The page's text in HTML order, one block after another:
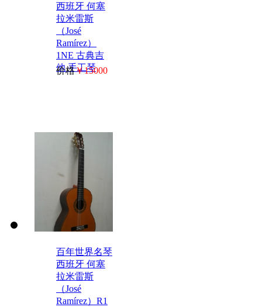
西班牙 何塞
拉米雷斯
（José
Ramírez）
1NE 古典吉
他 手工琴
价格￥15000
百年世界名琴
西班牙 何塞
拉米雷斯
（José
Ramírez）R1